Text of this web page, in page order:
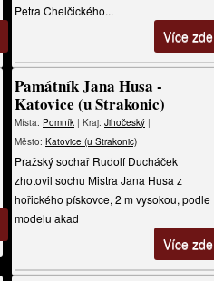
Petra Chelčického...
Více zde
Památník Jana Husa -
Katovice (u Strakonic)
Místa: Pomník | Kraj: Jihočeský |
Město: Katovice (u Strakonic)
Pražský sochař Rudolf Ducháček
zhotovil sochu Mistra Jana Husa z
hořického pískovce, 2 m vysokou, podle
modelu akad
Více zde